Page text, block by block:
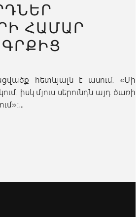
ՀԱՄԱՐ
հետևյալն է ասում. «Մի
իսկ մյուս սերունդն այդ ծառի